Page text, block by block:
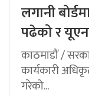
लगानी
पढेको र
काठमाडौं /
कार्यकारी
गरेको...